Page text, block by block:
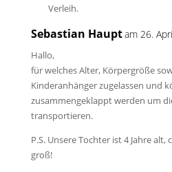
Verleih.
Sebastian Hauptam 26.
Hallo,
für welches Alter, Körpergröße
Kinderanhänger zugelassen und
zusammengeklappt werden um
transportieren.
P.S. Unsere Tochter ist 4 Jahre alt,
groß!